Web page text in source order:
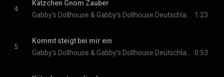
4
Kätzchen Gnom Zauber
1:23
5
Kommt steigt bei mir ein
0:53